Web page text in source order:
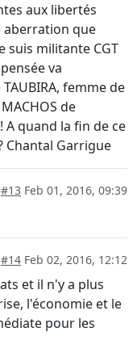
aux libertés
aberration que
suis militante CGT
va
femme de
de
A quand la fin de ce
Chantal Garrigue
#13 Feb 01, 2016, 09:39
#14 Feb 02, 2016, 12:12
et il n'y a plus
l'économie et le
pour les